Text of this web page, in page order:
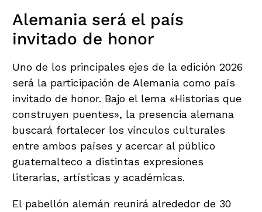
Alemania será el país
invitado de honor
Uno de los principales ejes de la edición 2026
será la participación de Alemania como país
invitado de honor. Bajo el lema «Historias que
construyen puentes», la presencia alemana
buscará fortalecer los vínculos culturales
entre ambos países y acercar al público
guatemalteco a distintas expresiones
literarias, artísticas y académicas.
El pabellón alemán reunirá alrededor de 30